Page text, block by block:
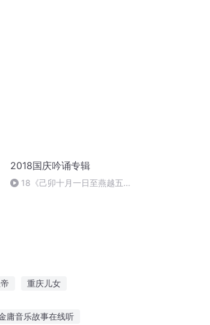
2018国庆吟诵专辑
18《己卯十月一日至燕越五
重庆儿女
庸音乐故事在线听